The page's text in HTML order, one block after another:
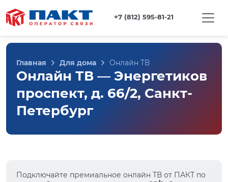
+7 (812) 595-81-21
Главная Для дома Онлайн ТВ
Онлайн ТВ — Энергетиков
проспект, д. 66/2, Санкт-
Петербург
Подключайте премиальное онлайн ТВ от ПАКТ по